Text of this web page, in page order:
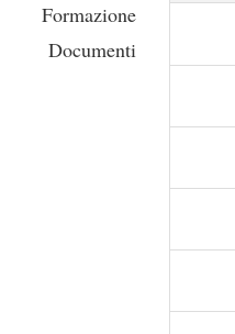
Formazione
Documenti